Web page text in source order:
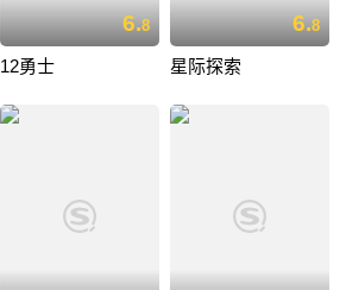
6.8
12勇士
6.8
星际探索